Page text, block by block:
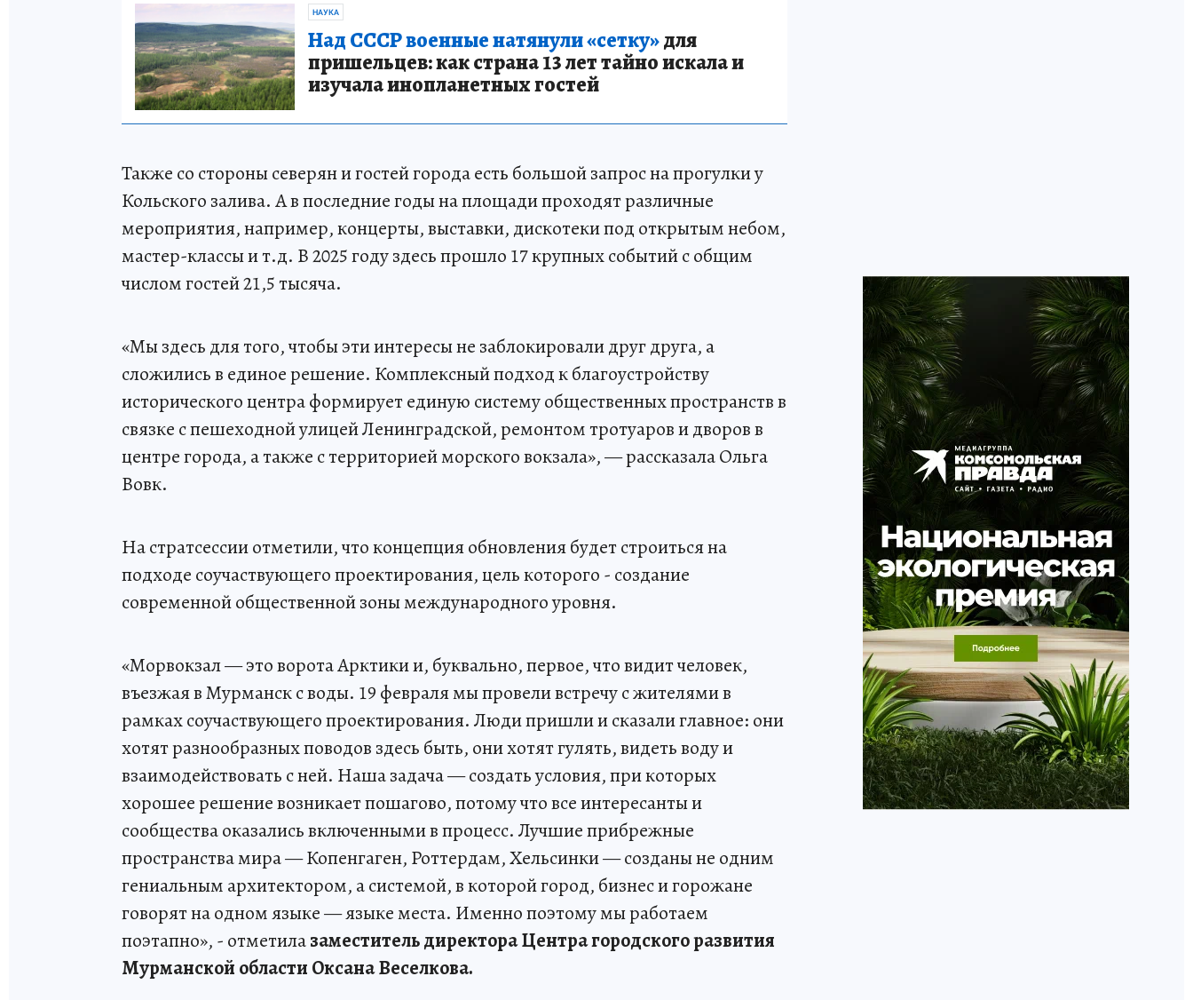
НАУКА
Над СССР военные натянули «сетку»для
пришельцев: как страна 13 лет тайно искала и
изучала инопланетных гостей
Также со стороны северян и гостей города есть большой запрос на прогулки у
Кольского залива. А в последние годы на площади проходят различные
мероприятия, например, концерты, выставки, дискотеки под открытым небом,
мастер-классы и т.д. В 2025 году здесь прошло 17 крупных событий с общим
числом гостей 21,5 тысяча.
«Мы здесь для того, чтобы эти интересы не заблокировали друг друга, а
сложились в единое решение. Комплексный подход к благоустройству
исторического центра формирует единую систему общественных пространств в
связке с пешеходной улицей Ленинградской, ремонтом тротуаров и дворов в
центре города, а также с территорией морского вокзала», — рассказала Ольга
Вовк.
На стратсессии отметили, что концепция обновления будет строиться на
подходе соучаствующего проектирования, цель которого - создание
современной общественной зоны международного уровня.
«Морвокзал — это ворота Арктики и, буквально, первое, что видит человек,
въезжая в Мурманск с воды. 19 февраля мы провели встречу с жителями в
рамках соучаствующего проектирования. Люди пришли и сказали главное: они
хотят разнообразных поводов здесь быть, они хотят гулять, видеть воду и
взаимодействовать с ней. Наша задача — создать условия, при которых
хорошее решение возникает пошагово, потому что все интересанты и
сообщества оказались включенными в процесс. Лучшие прибрежные
пространства мира — Копенгаген, Роттердам, Хельсинки — созданы не одним
гениальным архитектором, а системой, в которой город, бизнес и горожане
говорят на одном языке — языке места. Именно поэтому мы работаем
поэтапно», - отметилазаместитель директора Центра городского развития
Мурманской области Оксана Веселкова.